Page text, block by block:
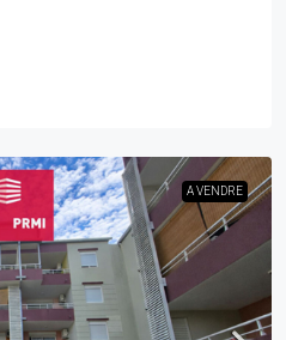
A VENDRE